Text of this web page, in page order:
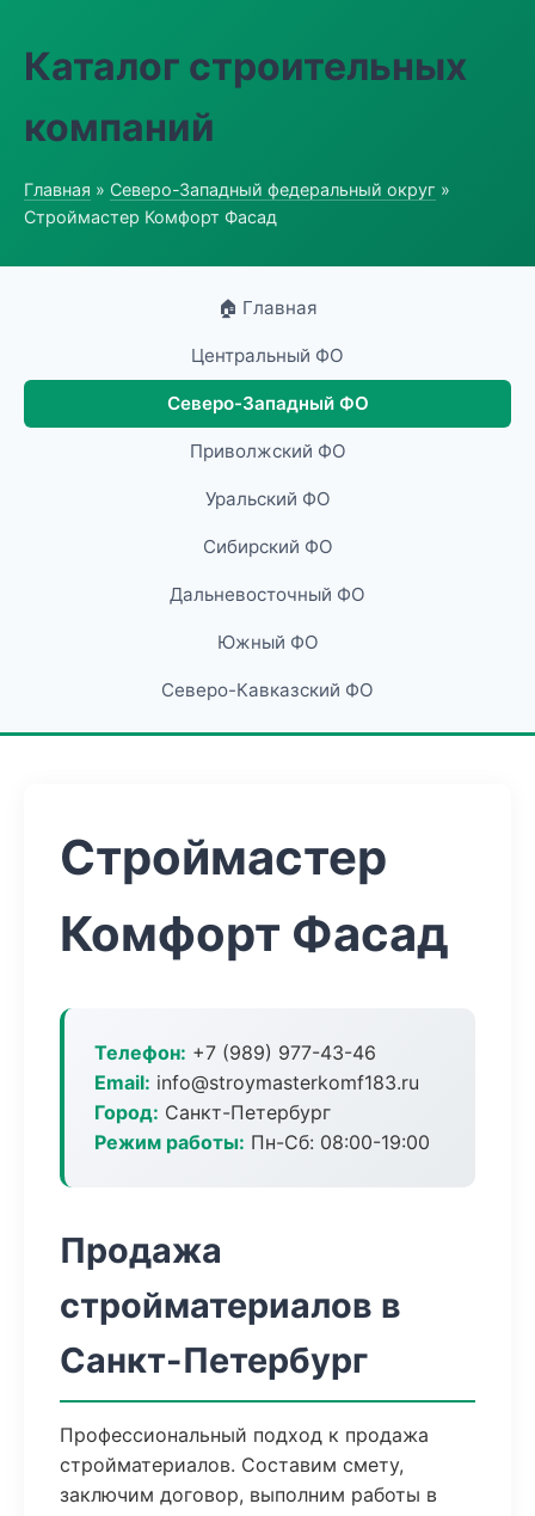
Каталог строительных
компаний
Главная » Северо-Западный федеральный округ »
Строймастер Комфорт Фасад
🏠 Главная
Центральный ФО
Северо-Западный ФО
Приволжский ФО
Уральский ФО
Сибирский ФО
Дальневосточный ФО
Южный ФО
Северо-Кавказский ФО
Строймастер
Комфорт Фасад
Телефон: +7 (989) 977-43-46
Email: info@stroymasterkomf183.ru
Город: Санкт-Петербург
Режим работы: Пн-Сб: 08:00-19:00
Продажа
стройматериалов в
Санкт-Петербург
Профессиональный подход к продажа
стройматериалов. Составим смету,
заключим договор, выполним работы в